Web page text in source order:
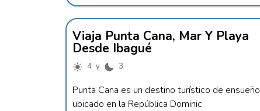
Viaja Punta Cana, Mar Y Playa
Desde Ibagué
4 y 3
Punta Cana es un destino turístico de ensueño
ubicado en la República Dominic